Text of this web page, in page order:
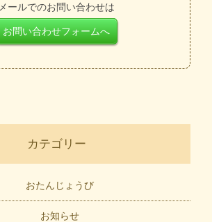
メールでのお問い合わせは
お問い合わせフォームへ
カテゴリー
おたんじょうび
お知らせ